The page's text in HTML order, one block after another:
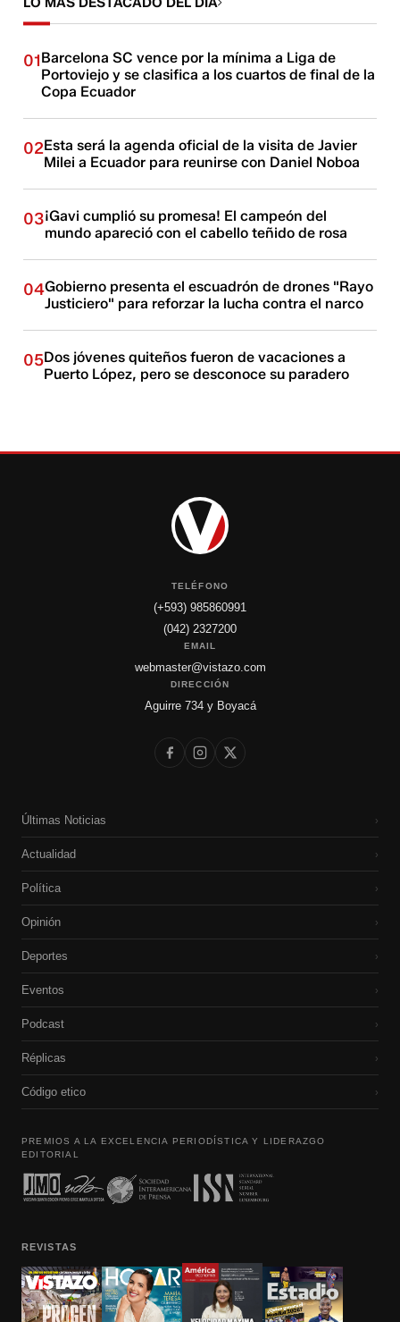
01Barcelona SC vence por la mínima a Liga de
Portoviejo y se clasifica a los cuartos de final de la
Copa Ecuador
02Esta será la agenda oficial de la visita de Javier
Milei a Ecuador para reunirse con Daniel Noboa
03¡Gavi cumplió su promesa! El campeón del
mundo apareció con el cabello teñido de rosa
04Gobierno presenta el escuadrón de drones "Rayo
Justiciero" para reforzar la lucha contra el narco
05Dos jóvenes quiteños fueron de vacaciones a
Puerto López, pero se desconoce su paradero
TELÉFONO
(+593) 985860991
(042) 2327200
EMAIL
webmaster@vistazo.com
DIRECCIÓN
Aguirre 734 y Boyacá
Últimas Noticias ›
Actualidad ›
Política ›
Opinión ›
Deportes ›
Eventos ›
Podcast ›
Réplicas ›
Código etico ›
PREMIOS A LA EXCELENCIA PERIODÍSTICA Y LIDERAZGO
EDITORIAL
REVISTAS